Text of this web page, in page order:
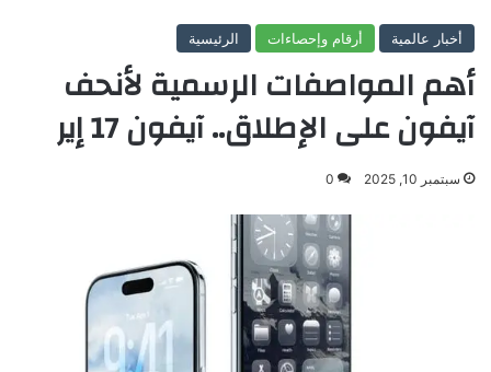
أخبار عالمية أرقام وإحصاءات الرئيسية
أهم المواصفات الرسمية لأنحف
آيفون على الإطلاق.. آيفون 17 إير
سبتمبر 10, 2025 0